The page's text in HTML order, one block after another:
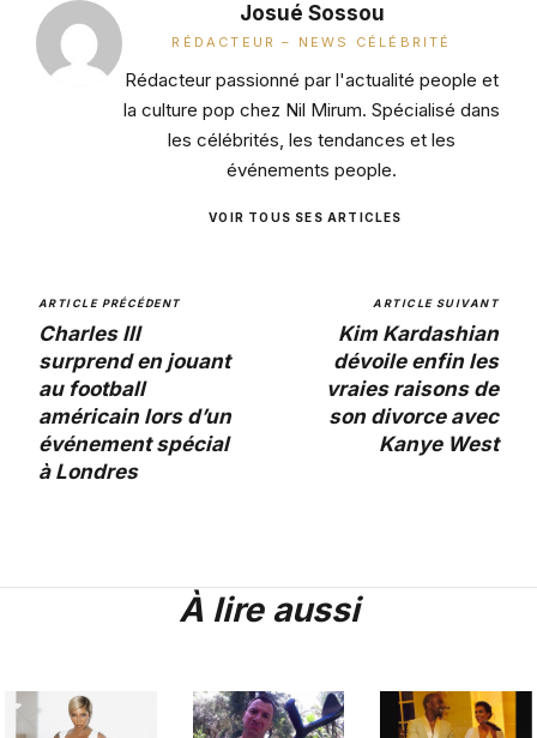
Josué Sossou
RÉDACTEUR – NEWS CÉLÉBRITÉ
Rédacteur passionné par l'actualité people et
la culture pop chez Nil Mirum. Spécialisé dans
les célébrités, les tendances et les
événements people.
VOIR TOUS SES ARTICLES
ARTICLE PRÉCÉDENT
Charles III
surprend en jouant
au football
américain lors d’un
événement spécial
à Londres
ARTICLE SUIVANT
Kim Kardashian
dévoile enfin les
vraies raisons de
son divorce avec
Kanye West
À lire aussi